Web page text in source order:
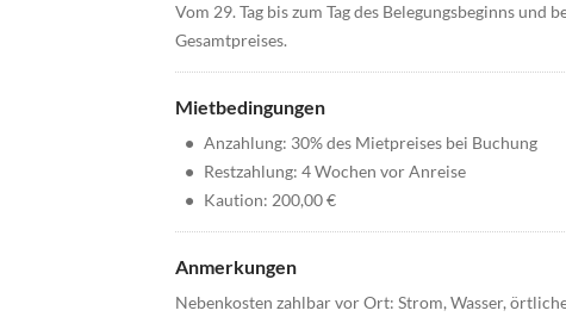
Vom 29. Tag bis zum Tag des Belegungsbeginns
Gesamtpreises.
Mietbedingungen
• Anzahlung: 30% des Mietpreises bei Buchung
• Restzahlung: 4 Wochen vor Anreise
• Kaution: 200,00 €
Anmerkungen
Nebenkosten zahlbar vor Ort: Strom, Wasser,